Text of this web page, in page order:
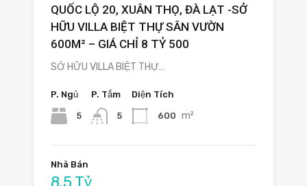
QUỐC LỘ 20, XUÂN THỌ, ĐÀ LẠT -SỞ
HỮU VILLA BIỆT THỰ SÂN VƯỜN
600M² – GIÁ CHỈ 8 TỶ 500
SỞ HỮU VILLA BIỆT THỰ…
P. Ngủ
5
P. Tắm
5
Diện Tích
600 m²
Nhà Bán